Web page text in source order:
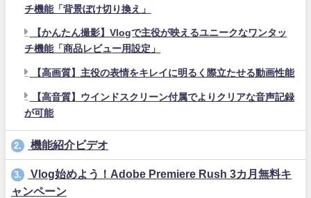
チ機能「背景ぼけ切り換え」
【かんたん撮影】Vlogで主役が映えるユニークなワンタッ
チ機能「商品レビュー用設定」
【高画質】主役の表情をキレイに明るく際立たせる動画性能
【高音質】ウインドスクリーン付属でよりクリアな音声記録
が可能
2. 機能紹介ビデオ
3.
Vlog始めよう！Adobe Premiere Rush 3カ月無料キ
ャンペーン